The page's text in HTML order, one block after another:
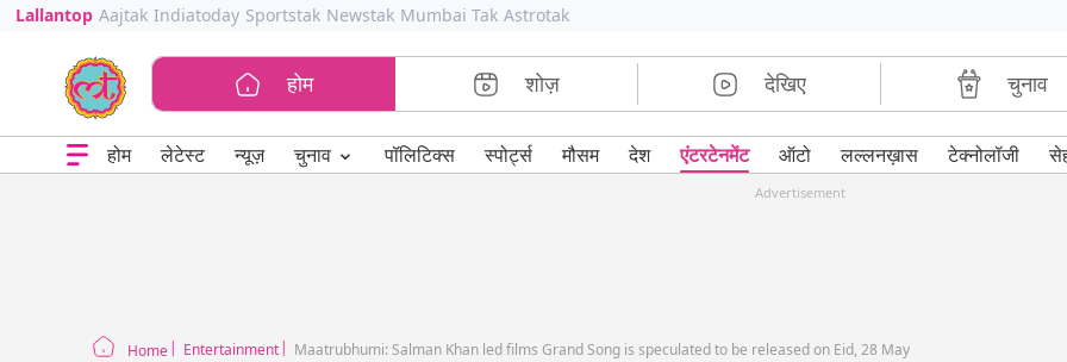
Lallantop Aajtak Indiatoday Sportstak Newstak Mumbai Tak Astrotak
होम शोज़ देखिए चुनाव
होम लेटेस्ट न्यूज़ चुनाव ⌄ पॉलिटिक्स स्पोर्ट्स मौसम देश एंटरटेनमेंट ऑटो लल्लनख़ास टेक्नोलॉजी
Advertisement
Home Entertainment Maatrubhumi: Salman Khan led films Grand Song is speculated to be released on Eid, 28 May